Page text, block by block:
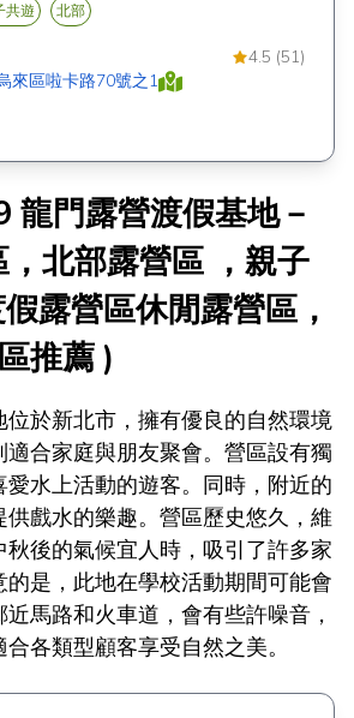
共遊 北部
4.5 (51)
來區啦卡路70號之1
龍門露營渡假基地－
北部露營區 ，親子
露營區休閒露營區，
推薦 )
於新北市，擁有優良的自然環境
合家庭與朋友聚會。營區設有獨
水上活動的遊客。同時，附近的
戲水的樂趣。營區歷史悠久，維
後的氣候宜人時，吸引了許多家
是，此地在學校活動期間可能會
馬路和火車道，會有些許噪音，
各類型顧客享受自然之美。